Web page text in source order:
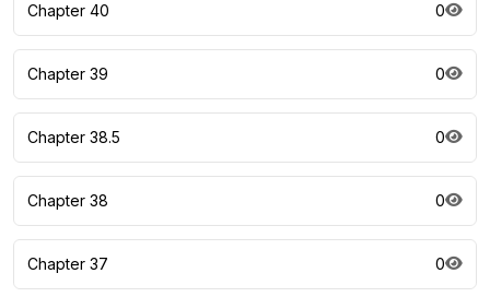
Chapter 40 0
Chapter 39 0
Chapter 38.5 0
Chapter 38 0
Chapter 37 0